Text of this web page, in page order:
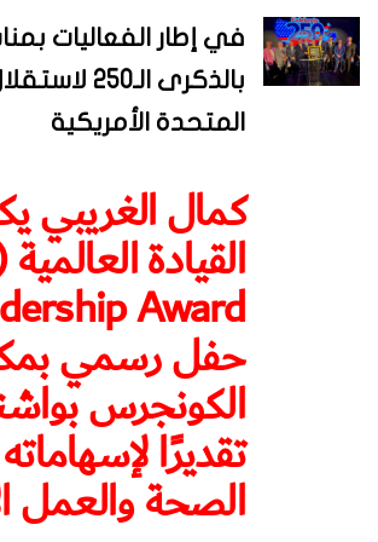
في إطار الفعاليات
بالذكرى
المتحدة الأمريكية
كمال الغريبي
حفل رسمي
الكونجرس
تقديرًا
الصحة والعمل